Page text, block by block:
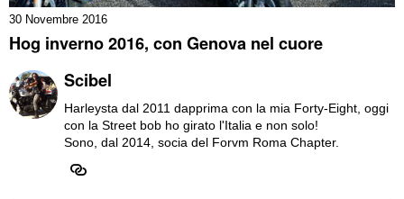
30 Novembre 2016
Hog inverno 2016, con Genova nel cuore
Scibel
Harleysta dal 2011 dapprima con la mia Forty-Eight, oggi
con la Street bob ho girato l'Italia e non solo!
Sono, dal 2014, socia del Forvm Roma Chapter.